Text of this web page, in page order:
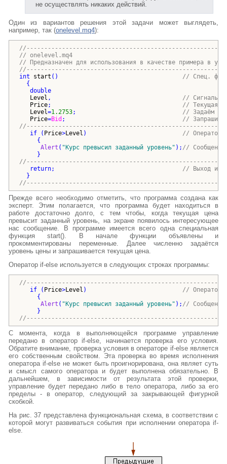
не осуществлять никаких действий.
Один из вариантов решения этой задачи может выглядеть,
например, так (onelevel.mq4):
// onelevel.mq4
// Предназначен для использования в качестве примера в
int
start ()
// Спец.
{
double
Level , //
Price; // Текущая
Level=1.2753; // Задаём
Price=Bid ; //
if
( Price>Level )
// Оператор
{
Alert ( " Курс превысил заданный уровень" ) ; // Сообщение
}
return; // Выход из
}
Прежде всего необходимо отметить, что программа создана как
эксперт. Этим полагается, что программа будет находиться в
работе достаточно долго, с тем чтобы, когда текущая цена
превысит заданный уровень, на экране появилось интересующее
нас сообщение. В программе имеется всего одна специальная
функция start(). В начале функции объявлены и
прокомментированы переменные. Далее численно задаётся
уровень цены и запрашивается текущая цена.
Oператор if-else используется в следующих строках программы:
if
( Price>Level )
// Оператор
{
Alert ( " Курс превысил заданный уровень" ) ; // Сообщение
}
С момента, когда в выполняющейся программе управление
передано в оператор if-else, начинается проверка его условия.
Обратите внимание, проверка условия в операторе if-else является
его собственным свойством. Эта проверка во время исполнения
оператора if-else не может быть проигнорирована, она являет суть
и смысл самого оператора и будет выполнена обязательно. В
дальнейшем, в зависимости от результата этой проверки,
управление будет передано либо в тело оператора, либо за его
пределы - в оператор, следующий за закрывающей фигурной
скобкой.
На рис. 37 представлена функциональная схема, в соответствии с
которой могут развиваться события при исполнении оператора if-
else.